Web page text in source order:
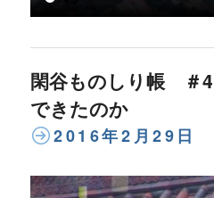
閑谷ものしり帳 ＃
できたのか
2016年2月29日